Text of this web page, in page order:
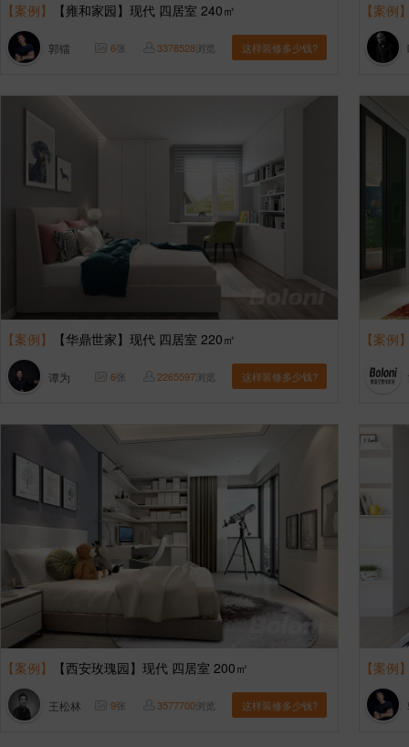
【案例】 【雍和家园】现代 四居室 240㎡
郭镭 6张 3378528浏览 这样装修多少钱?
【案例
【案例】 【华鼎世家】现代 四居室 220㎡
谭为 6张 2265597浏览 这样装修多少钱?
【案例
【案例】 【西安玫瑰园】现代 四居室 200㎡
王松林 9张 3577700浏览 这样装修多少钱?
【案例